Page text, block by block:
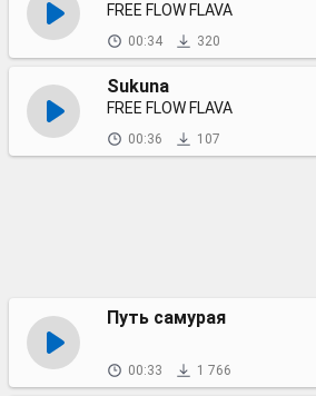
FREE FLOW FLAVA
00:34 320
Sukuna
FREE FLOW FLAVA
00:36 107
Путь самурая
00:33 1 766